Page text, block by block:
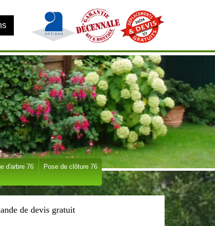
d'arbre 76 Pose de clôture 76
de devis gratuit